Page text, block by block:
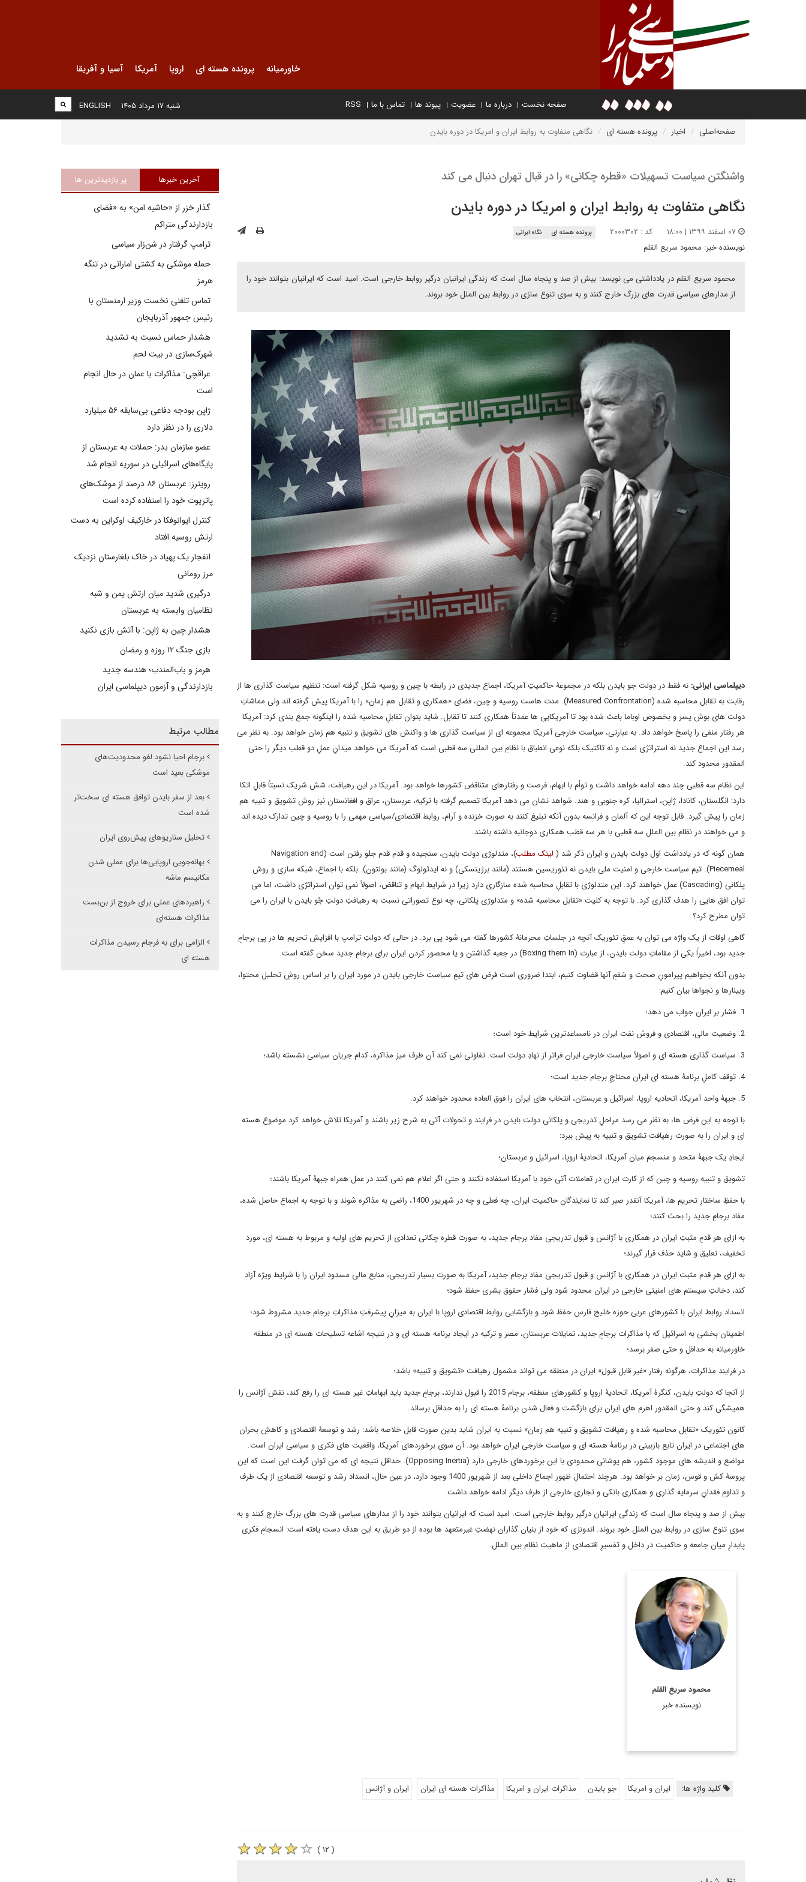
خاورمیانه پرونده هسته ای اروپا آمریکا آسیا و آفریقا
صفحه نخست درباره ما عضویت پیوند ها تماس با ما RSS
ENGLISH شنبه ۱۷ مرداد ۱۴۰۵
صفحه‌اصلی اخبار پرونده هسته ای نگاهی متفاوت به روابط ایران و امریکا در دوره بایدن
واشنگتن سیاست تسهیلات «قطره چکانی» را در قبال تهران دنبال می کند
نگاهی متفاوت به روابط ایران و امریکا در دوره بایدن
کد : ۲۰۰۰۳۰۲ پرونده هسته ای نگاه ایرانی
نویسنده خبر: محمود سریع القلم
محمود سریع القلم در یادداشتی می نویسد: بیش از صد و پنجاه سال است که زندگی ایرانیان درگیر روابط خارجی است. امید است که ایرانیان بتوانند خود را
از مدارهای سیاسی قدرت های بزرگ خارج کنند و به سوی تنوع سازی در روابط بین الملل خود بروند.
دیپلماسی ایرانی: نه فقط در دولت جو بایدن بلکه در مجموعۀ حاکمیتِ آمریکا، اجماع جدیدی در رابطه با چین و روسیه شکل گرفته است: تنظیم سیاست گذاری ها از
رقابت به تقابل محاسبه شده (Measured Confrontation). مدت هاست روسیه و چین، فضای «همکاری و تقابل هم زمان» را با آمریکا پیش گرفته اند ولی مماشاتِ
دولت های بوش پسر و بخصوص اوباما باعث شده بود تا آمریکایی ها عمدتاً همکاری کنند تا تقابل. شاید بتوان تقابلِ محاسبه شده را اینگونه جمع بندی کرد: آمریکا
هر رفتار منفی را پاسخ خواهد داد. به عبارتی، سیاست خارجی آمریکا مجموعه ای از سیاست گذاری ها و واکنش های تشویق و تنبیه هم زمان خواهد بود. به نظر می
رسد این اجماع جدید نه استراتژی است و نه تاکتیک بلکه نوعی انطباق با نظامِ بین المللی سه قطبی است که آمریکا می خواهد میدانِ عملِ دو قطب دیگر را حتی
المقدور محدود کند.
این نظام سه قطبی چند دهه ادامه خواهد داشت و توأم با ابهام، فرصت و رفتارهای متناقض کشورها خواهد بود. آمریکا در این رهیافت، شش شریک نسبتاً قابلِ اتکا
دارد: انگلستان، کانادا، ژاپن، استرالیا، کره جنوبی و هند. شواهد نشان می دهد آمریکا تصمیم گرفته با ترکیه، عربستان، عراق و افغانستان نیز روش تشویق و تنبیه هم
زمان را پیش گیرد. قابل توجه این که آلمان و فرانسه بدون آنکه تبلیغ کنند به صورت خزنده و آرام، روابط اقتصادی/سیاسی مهمی را با روسیه و چین تدارک دیده اند
و می خواهند در نظام بین الملل سه قطبی با هر سه قطب همکاری دوجانبه داشته باشند.
همان گونه که در یادداشت اول دولت بایدن و ایران ذکر شد ( لینک مطلب
)، متدلوژی دولت بایدن، سنجیده و قدم قدم جلو رفتن است (Navigation and
Piecemeal). تیم سیاست خارجی و امنیت ملی بایدن نه تئوریسین هستند (مانند برژینسکی) و نه ایدئولوگ (مانند بولتون). بلکه با اجماع، شبکه سازی و روش
پلکانی (Cascading) عمل خواهند کرد. این متدلوژی با تقابلِ محاسبه شده سازگاری دارد زیرا در شرایطِ ابهام و تناقض، اصولاً نمی توان استراتژی داشت، اما می
توان افق هایی را هدف گذاری کرد. با توجه به کلیت «تقابل محاسبه شده» و متدلوژی پلکانی، چه نوع تصوراتی نسبت به رهیافتِ دولتِ جُو بایدن با ایران را می
توان مطرح کرد؟
گاهی اوقات از یک واژه می توان به عمقِ تئوریک آنچه در جلساتِ محرمانۀ کشورها گفته می شود پی برد. در حالی که دولتِ ترامپ با افزایشِ تحریم ها در پی برجامِ
جدید بود، اخیراً یکی از مقاماتِ دولت بایدن، از عبارت (Boxing them In) در جعبه گذاشتن و یا محصور کردن ایران برای برجامِ جدید سخن گفته است.
بدون آنکه بخواهیم پیرامونِ صحت و سُقمِ آنها قضاوت کنیم، ابتدا ضروری است فرض های تیمِ سیاستِ خارجی بایدن در مورد ایران را بر اساس روشِ تحلیل محتوا،
وبینارها و نجواها بیان کنیم:
1. فشار بر ایران جواب می دهد؛
2. وضعیت مالی، اقتصادی و فروش نفت ایران در نامساعدترین شرایط خود است؛
3. سیاست گذاری هسته ای و اصولاً سیاست خارجی ایران فراتر از نهادِ دولت است. تفاوتی نمی کند آن طرف میز مذاکره، کدام جریان سیاسی نشسته باشد؛
4. توقفِ کاملِ برنامۀ هسته ای ایران محتاجِ برجام جدید است؛
5. جبهۀ واحد آمریکا، اتحادیه اروپا، اسرائیل و عربستان، انتخاب های ایران را فوق العاده محدود خواهند کرد.
با توجه به این فرض ها، به نظر می رسد مراحلِ تدریجی و پلکانی دولت بایدن در فرایند و تحولات آتی به شرح زیر باشند و آمریکا تلاش خواهد کرد موضوع هسته
ای و ایران را به صورت رهیافت تشویق و تنبیه به پیش ببرد:
ایجادِ یک جبهۀ متحد و منسجم میان آمریکا، اتحادیۀ اروپا، اسرائیل و عربستان؛
تشویق و تنبیه روسیه و چین که از کارت ایران در تعاملات آتی خود با آمریکا استفاده نکنند و حتی اگر اعلام هم نمی کنند در عمل همراه جبهۀ آمریکا باشند؛
با حفظِ ساختارِ تحریم ها، آمریکا آنقدر صبر کند تا نمایندگانِ حاکمیت ایران، چه فعلی و چه در شهریور 1400، راضی به مذاکره شوند و با توجه به اجماع حاصل شده،
مفاد برجامِ جدید را بحث کنند؛
به ازای هر قدمِ مثبتِ ایران در همکاری با آژانس و قبول تدریجی مفاد برجام جدید، به صورت قطره چکانی تعدادی از تحریم های اولیه و مربوط به هسته ای، مورد
تخفیف، تعلیق و شاید حذف قرار گیرند؛
به ازای هر قدم مثبت ایران در همکاری با آژانس و قبول تدریجی مفاد برجام جدید، آمریکا به صورت بسیار تدریجی، منابع مالی مسدود ایران را با شرایط ویژه آزاد
کند، دخالتِ سیستم های امنیتی خارجی در ایران محدود شود ولی فشار حقوق بشری حفظ شود؛
انسداد روابط ایران با کشورهای عربی حوزه خلیج فارس حفظ شود و بازگشایی روابط اقتصادی اروپا با ایران به میزانِ پیشرفتِ مذاکراتِ برجام جدید مشروط شود؛
اطمینان بخشی به اسرائیل که با مذاکرات برجامِ جدید، تمایلات عربستان، مصر و ترکیه در ایجاد برنامه هسته ای و در نتیجه اشاعه تسلیحات هسته ای در منطقه
خاورمیانه به حداقل و حتی صفر برسد؛
در فرایندِ مذاکرات، هرگونه رفتار «غیر قابل قبول» ایران در منطقه می تواند مشمول رهیافت «تشویق و تنبیه» باشد؛
از آنجا که دولتِ بایدن، کنگرۀ آمریکا، اتحادیۀ اروپا و کشورهای منطقه، برجام 2015 را قبول ندارند، برجامِ جدید باید ابهاماتِ غیر هسته ای را رفع کند، نقش آژانس را
همیشگی کند و حتی المقدور اهرم های ایران برای بازگشت و فعال شدن برنامۀ هسته ای را به حداقل برساند.
کانون تئوریک «تقابل محاسبه شده و رهیافت تشویق و تنبیه هم زمان» نسبت به ایران شاید بدین صورت قابل خلاصه باشد: رشد و توسعۀ اقتصادی و کاهشِ بحران
های اجتماعی در ایران تابع بازبینی در برنامۀ هسته ای و سیاست خارجی ایران خواهد بود. آن سوی برخوردهای آمریکا، واقعیت های فکری و سیاسی ایران است.
مواضع و اندیشه های موجود کشور، هم پوشانی محدودی با این برخوردهای خارجی دارد (Opposing Inertia). حداقل نتیجه ای که می توان گرفت این است که این
پروسۀ کش و قوس، زمان بر خواهد بود. هرچند احتمالِ ظهورِ اجماعِ داخلی بعد از شهریور 1400 وجود دارد، در عین حال، انسداد رشد و توسعه اقتصادی از یک طرف
و تداومِ فقدانِ سرمایه گذاری و همکاری بانکی و تجاری خارجی از طرف دیگر ادامه خواهد داشت.
بیش از صد و پنجاه سال است که زندگی ایرانیان درگیر روابط خارجی است. امید است که ایرانیان بتوانند خود را از مدارهای سیاسی قدرت های بزرگ خارج کنند و به
سوی تنوع سازی در روابط بین الملل خود بروند. اندونزی که خود از بنیان گذاران نهضتِ غیرمتعهد ها بوده از دو طریق به این هدف دست یافته است: انسجامِ فکری
پایدارِ میان جامعه و حاکمیت در داخل و تفسیرِ اقتصادی از ماهیتِ نظام بین الملل.
محمود سریع القلم
نویسنده خبر
عضو هیئت علمی و
استاد دانشگاه شهید
بهشتی و کارشناس ارشد
روابط بین‌الملل.
اطلاعات بیشتر
کلید واژه ها: ایران و امریکا جو بایدن مذاکرات ایران و امریکا مذاکرات هسته ای ایران ایران و آژانس
( ۱۲ )
آخرین خبرها پر بازدیدترین ها
گذار خزر از «حاشیه امن» به «فضای
بازدارندگی متراکم
ترامپ گرفتار در شن‌زار سیاسی
حمله موشکی به کشتی اماراتی در تنگه
هرمز
تماس تلفنی نخست وزیر ارمنستان با
رئیس جمهور آذربایجان
هشدار حماس نسبت به تشدید
شهرک‌سازی در بیت‌ لحم
عراقچی: مذاکرات با عمان در حال انجام
است
ژاپن بودجه دفاعی بی‌سابقه ۵۶ میلیارد
دلاری را در نظر دارد
عضو سازمان بدر: حملات به عربستان از
پایگاه‌های اسرائیلی در سوریه انجام شد
رویترز: عربستان ۸۶ درصد از موشک‌های
پاتریوت خود را استفاده کرده است
کنترل ایوانوفکا در خارکیف اوکراین به دست
ارتش روسیه افتاد
انفجار یک پهپاد در خاک بلغارستان نزدیک
مرز رومانی
درگیری شدید میان ارتش یمن و شبه
نظامیان وابسته به عربستان
هشدار چین به ژاپن: با آتش بازی نکنید
بازی جنگ ۱۲ روزه و رمضان
هرمز و باب‌المندب؛ هندسه جدید
بازدارندگی و آزمون دیپلماسی ایران
مطالب مرتبط
برجام احیا نشود لغو محدودیت‌های
موشکی بعید است
بعد از سفر بایدن توافق هسته ای سخت‌تر
شده است
تحلیل سناریوهای پیش‌روی ایران
بهانه‌جویی اروپایی‌ها برای عملی شدن
مکانیسم ماشه
راهبردهای عملی برای خروج از بن‌بست
مذاکرات هسته‌ای
الزامی برای به فرجام رسیدن مذاکرات
هسته ای